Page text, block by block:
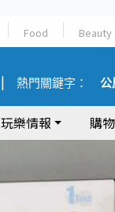
Food Beauty
熱門關鍵字： 公
玩樂情報 購